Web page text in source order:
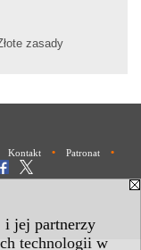
i jej partnerzy
technologii w
zasady
Kontakt • Patronat •